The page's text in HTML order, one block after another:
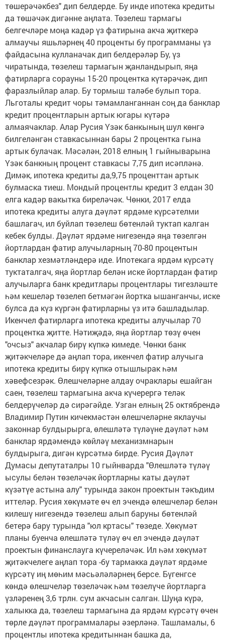
төшерәчәкбез" дип белдерде. Бу инде ипотека кредиты
да төшәчәк дигәнне аңлата. Төзелеш тармагы
белгечләре моңа кадәр үз фатирына акча җиткерә
алмаучы яшьләрнең 40 проценты бу программаны үз
файдасына кулланачак дип белдерәләр Бу, үз
чиратында, төзелеш тармагын җанландырып, яңа
фатирларга сорауны 15-20 процентка күтәрәчәк, дип
фаразлыйлар алар. Бу тормыш таләбе булып тора.
Льготалы кредит чоры тәмамланганнан соң да банклар
кредит процентларын артык югары күтәрә
алмаячаклар. Алар Русия Үзәк банкының шул көнгә
билгеләнгән ставкасыннан бары 2 процентка гына
артык булачак. Мәсәлән, 2018 елның 1 гыйныварына
Үзәк банкның процент ставкасы 7,75 дип исәпләнә.
Димәк, ипотека кредиты да,9,75 проценттан артык
булмаска тиеш. Мондый процентлы кредит 3 елдан 30
елга кадәр вакытка биреләчәк. Чөнки, 2017 елда
ипотека кредиты алуга дәүләт ярдәме күрсәтелми
башлагач, ил буйлап төзелеш бөтенләй туктап калган
кебек булды. Дәүләт ярдәме нигезендә яңа төзелгән
йортлардан фатир алучыларның 70-80 процентын
банклар хезмәтләндерә иде. Ипотекага ярдәм күрсәтү
туктаталгач, яңа йортлар белән иске йортлардан фатир
алучыларга банк кредитлары процентлары тигезләште
һәм кешеләр төзелеп бетмәгән йортка ышанганчы, иске
булса да күз күргән фатирларны үз итә башладылар.
Икенчел фатирларга ипотека кредиты алучылар 70
процентка җитте. Нәтиҗәдә, яңа йортлар төзү өчен
"очсыз" акчалар бирү күпкә кимеде. Чөнки банк
җитәкчеләре дә аңлап тора, икенчел фатир алучыга
ипотека кредиты бирү күпкә отышлырак һәм
хәвефсезрәк. Өлешчеләрне алдау очраклары ешайган
саен, төзелеш тармагына акча күчерергә теләк
белдерүчеләр дә сирәгәйде. Узган елның 25 октябрендә
Владимир Путин кичекмәстән өлешчеләрне яклаучы
законнар булдырырга, өлешләтә түләүне дәүләт һәм
банклар ярдәмендә көйләү механизмнарын
булдырыга, дигән күрсәтмә бирде. Русия Дәүләт
Думасы депутаталры 10 гыйнварда "Өлешләтә түләү
ысулы белән төзеләчәк йортларны каты дәүләт
күзәтүе астына алу" турында закон проектын тәкъдим
иттеләр. Русия хөкүмәте өч ел эчендә өлешчеләр белән
килешү нигезендә төзелеш алып баруны бөтенләй
бетерә бару турында "юл кртасы" төзеде. Хөкүмәт
планы буенча өлешләтә түләү өч ел эчендә дәүләт
проектын финанслауга күчереләчәк. Ил һәм хөкүмәт
җитәкчелеге аңлап тора -бу тармакка дәүләт ярдәме
күрсәтү иң мөһим мәсьәләләрнең берсе. Бүгенгсе
көндә өлешчеләр төзеләчәк һәм төзелүче йортларга
үзләренең 3,6 трлн. сум акчасын салган. Шуңа күрә,
халыкка да, төзелеш тармагына да ярдәм күрсәтү өчен
төрле дәүләт программалары әзерләнә. Ташламалы, 6
процентлы ипотека кредитыннан башка да,